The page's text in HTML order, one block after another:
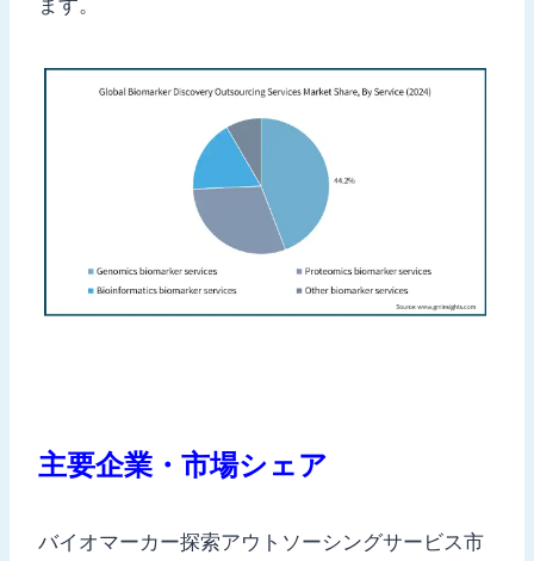
主要企業・市場シェア
バイオマーカー探索アウトソーシングサービス市